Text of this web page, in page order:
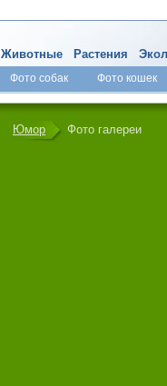
Животные Растения
Фото собак Фото кошек
Юмор Фото галереи